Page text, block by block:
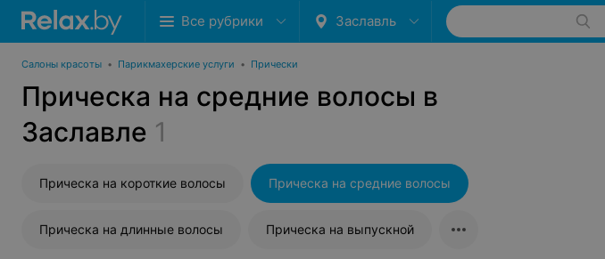
Все рубрики Заславль
Салоны красоты • Парикмахерские услуги • Прически
Прическа на средние волосы в
Заславле 1
Прическа на короткие волосы Прическа на средние волосы
Прическа на длинные волосы Прическа на выпускной